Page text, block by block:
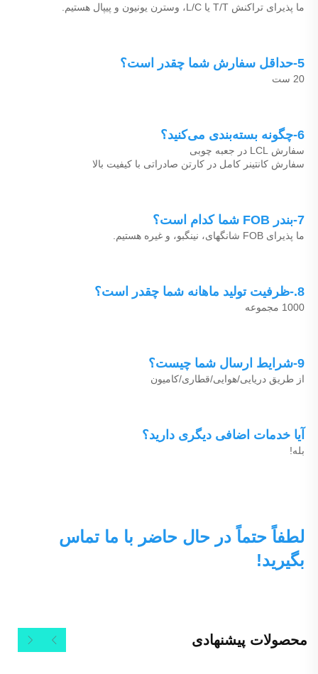
ما پذیرای تراکنش T/T یا L/C، وسترن یونیون و پیپال هستیم.
5-حداقل سفارش شما چقدر است؟
20 ست
6-چگونه بسته‌بندی می‌کنید؟
سفارش LCL در جعبه چوبی
سفارش کانتینر کامل در کارتن صادراتی با کیفیت بالا
7-بندر FOB شما کدام است؟
ما پذیرای FOB شانگهای، نینگبو، و غیره هستیم.
8.-ظرفیت تولید ماهانه شما چقدر است؟
1000 مجموعه
9-شرایط ارسال شما چیست؟
از طریق دریایی/هوایی/قطاری/کامیون
آیا خدمات اضافی دیگری دارید؟
بله!
بگیرید!
محصولات پیشنهادی